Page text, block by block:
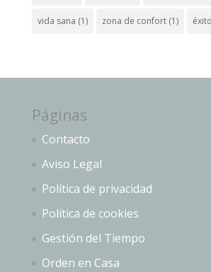
vida sana (1) zona de confort(1) éxito
Páginas
Contacto
Aviso Legal
Política de privacidad
Política de cookies
Gestión del Tiempo
Orden en Casa